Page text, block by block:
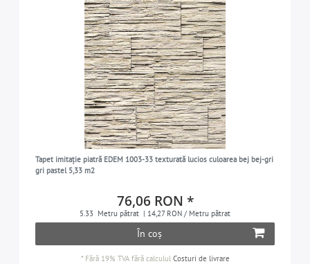
Tapet imitație piatră EDEM 1003-33 texturată lucios culoarea bej bej-gri
gri pastel 5,33 m2
76,06 RON *
5.33 Metru pătrat | 14,27 RON / Metru pătrat
În coș
* Fără 19% TVAfără calculul Costuri de livrare